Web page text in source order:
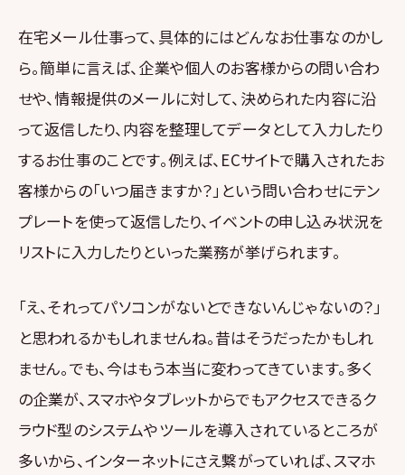
在宅メール仕事って、具体的にはどんなお仕事なのかし
ら。簡単に言えば、企業や個人のお客様からの問い合わ
せや、情報提供のメールに対して、決められた内容に沿
って返信したり、内容を整理してデータとして入力したり
するお仕事のことです。例えば、ECサイトで購入されたお
客様からの「いつ届きますか？」という問い合わせにテン
プレートを使って返信したり、イベントの申し込み状況を
リストに入力したりといった業務が挙げられます。
「え、それってパソコンがないとできないんじゃないの？」
と思われるかもしれませんね。昔はそうだったかもしれ
ません。でも、今はもう本当に変わってきています。多く
の企業が、スマホやタブレットからでもアクセスできるク
ラウド型のシステムやツールを導入されているところが
多いから、インターネットにさえ繋がっていれば、スマホ